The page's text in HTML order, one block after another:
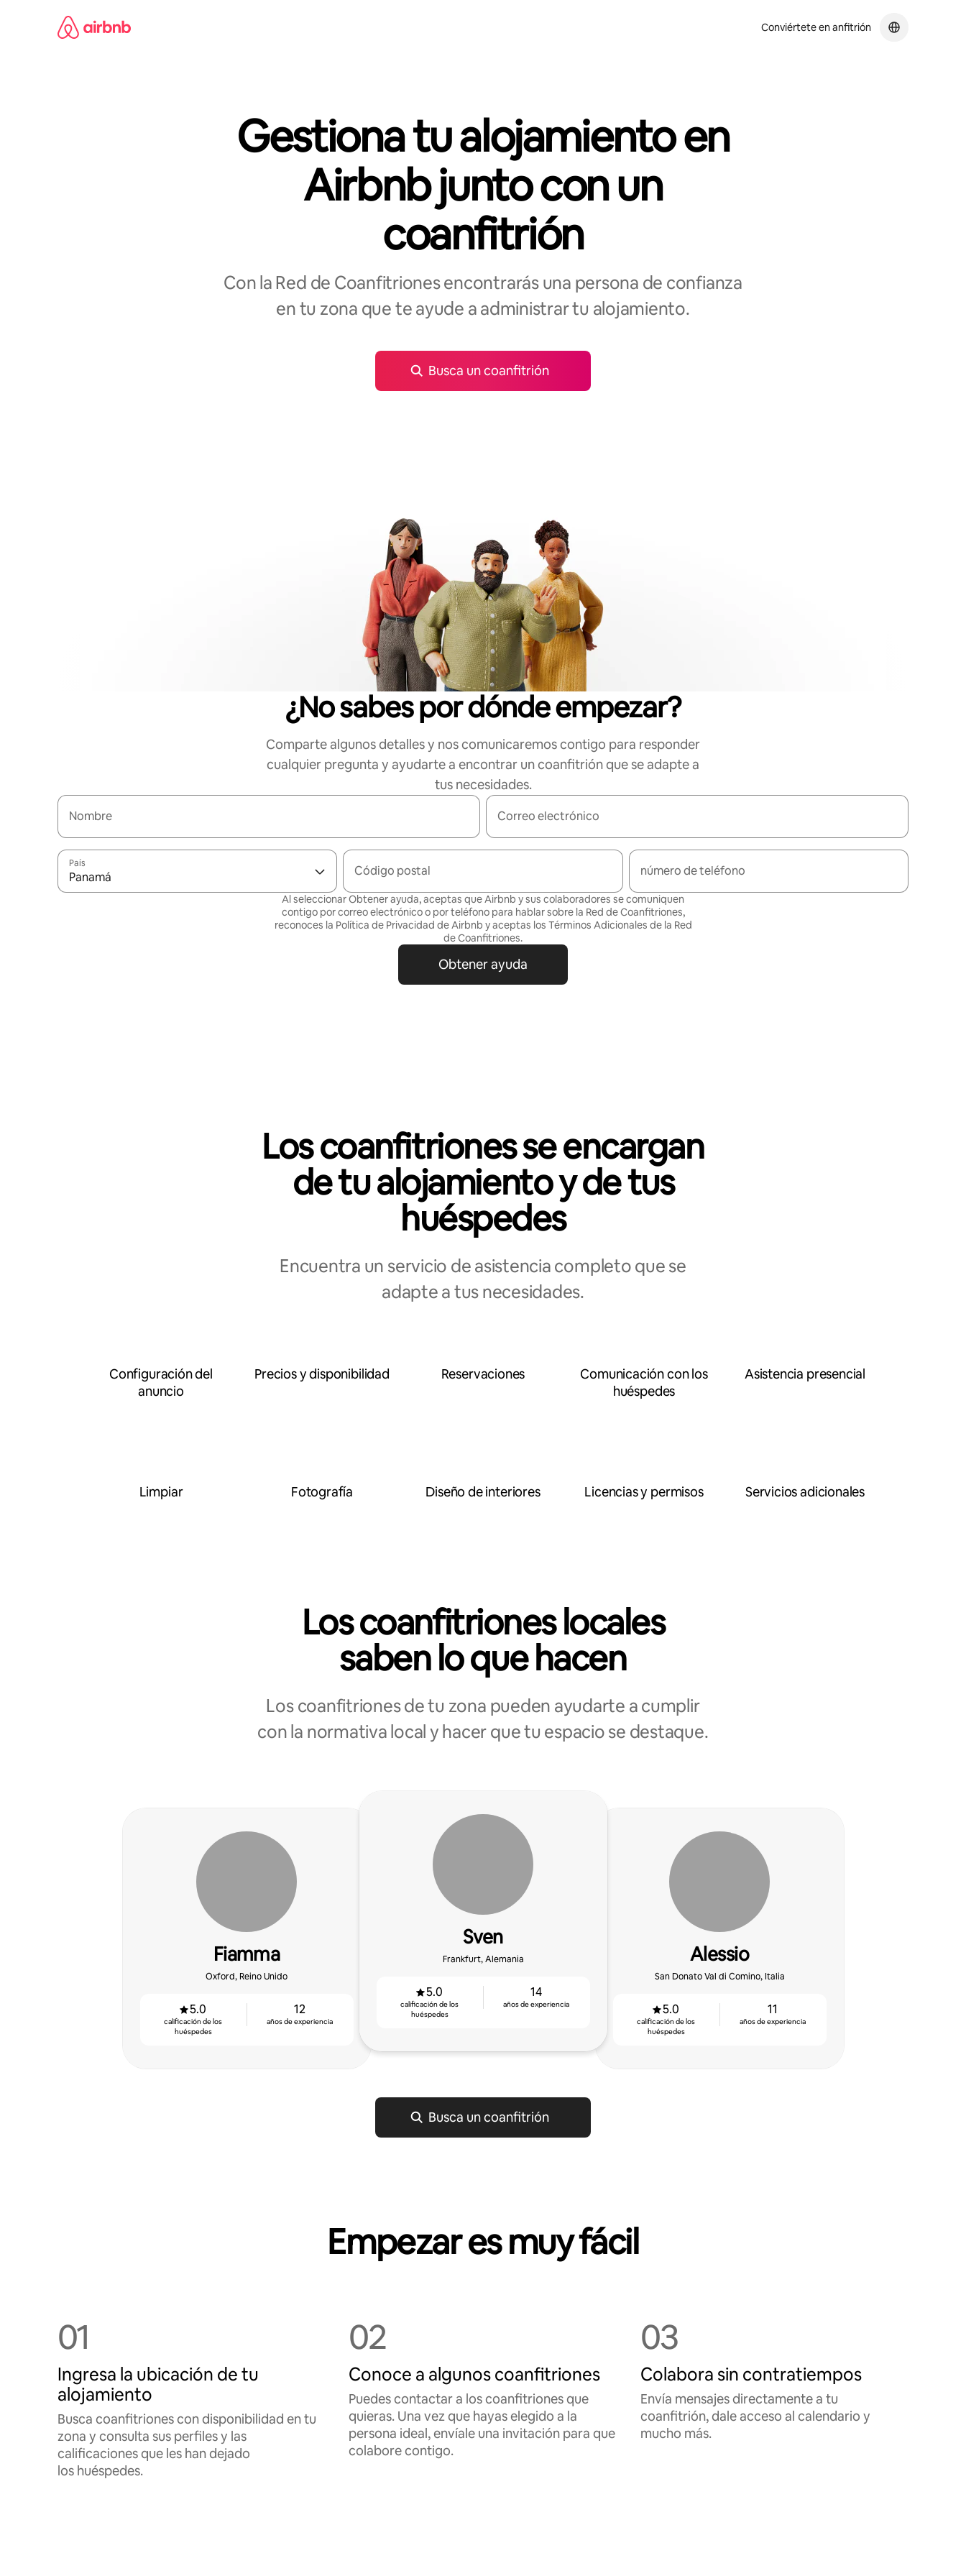
Conviértete en anfitrión
Gestiona tu alojamiento en
Airbnb junto con un
coanfitrión
Con la Red de Coanfitriones encontrarás una persona de confianza
en tu zona que te ayude a administrar tu alojamiento.
Busca un coanfitrión
¿No sabes por dónde empezar?
Comparte algunos detalles y nos comunicaremos contigo para responder
cualquier pregunta y ayudarte a encontrar un coanfitrión que se adapte a
tus necesidades.
Nombre Correo electrónico
País
Panamá Código postal número de teléfono
Al seleccionar Obtener ayuda, aceptas que Airbnb y sus colaboradores se comuniquen
contigo por correo electrónico o por teléfono para hablar sobre la Red de Coanfitriones,
reconoces la Política de Privacidad de Airbnb y aceptas los Términos Adicionales de la Red
de Coanfitriones.
Obtener ayuda
Los coanfitriones se encargan
de tu alojamiento y de tus
huéspedes
Encuentra un servicio de asistencia completo que se
adapte a tus necesidades.
Configuración del
anuncio
Precios y disponibilidad Reservaciones
Comunicación con los
huéspedes
Asistencia presencial
Limpiar Fotografía Diseño de interiores Licencias y permisos Servicios adicionales
Los coanfitriones locales
saben lo que hacen
Los coanfitriones de tu zona pueden ayudarte a cumplir
con la normativa local y hacer que tu espacio se destaque.
Fiamma
Oxford, Reino Unido
5.0
calificación de los
huéspedes
12
años de experiencia
Sven
Frankfurt, Alemania
5.0
calificación de los
huéspedes
14
años de experiencia
Alessio
San Donato Val di Comino, Italia
5.0
calificación de los
huéspedes
11
años de experiencia
Busca un coanfitrión
Empezar es muy fácil
01
Ingresa la ubicación de tu
alojamiento
Busca coanfitriones con disponibilidad en tu
zona y consulta sus perfiles y las
calificaciones que les han dejado
los huéspedes.
02
Conoce a algunos coanfitriones
Puedes contactar a los coanfitriones que
quieras. Una vez que hayas elegido a la
persona ideal, envíale una invitación para que
colabore contigo.
03
Colabora sin contratiempos
Envía mensajes directamente a tu
coanfitrión, dale acceso al calendario y
mucho más.